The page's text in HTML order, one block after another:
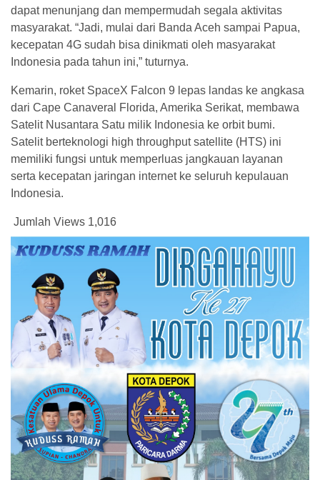
dapat menunjang dan mempermudah segala aktivitas
masyarakat. “Jadi, mulai dari Banda Aceh sampai Papua,
kecepatan 4G sudah bisa dinikmati oleh masyarakat
Indonesia pada tahun ini,” tuturnya.
Kemarin, roket SpaceX Falcon 9 lepas landas ke angkasa
dari Cape Canaveral Florida, Amerika Serikat, membawa
Satelit Nusantara Satu milik Indonesia ke orbit bumi.
Satelit berteknologi high throughput satellite (HTS) ini
memiliki fungsi untuk memperluas jangkauan layanan
serta kecepatan jaringan internet ke seluruh kepulauan
Indonesia.
Jumlah Views 1,016